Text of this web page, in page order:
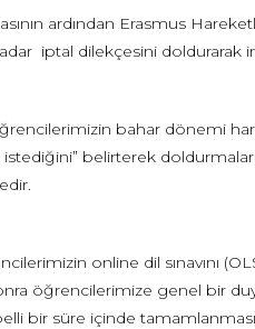
ardından Erasmus
iptal dilekçesini
bahar dönemi
belirterek
online dil sınavını
öğrencilerimize genel bir
bir süre içinde